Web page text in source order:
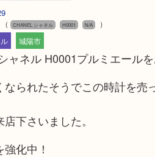
（ CHANEL シャネル H0001 N/A
）
城陽市
ネル H0001プルミエール
られたそうでこの時計を売
下さいました。
化中！